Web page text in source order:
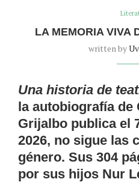
LA MEMORIA VIVA
written by
Una historia de
la autobiografía de
Grijalbo publica el
2026, no sigue las
género. Sus 304
por sus hijos Nur